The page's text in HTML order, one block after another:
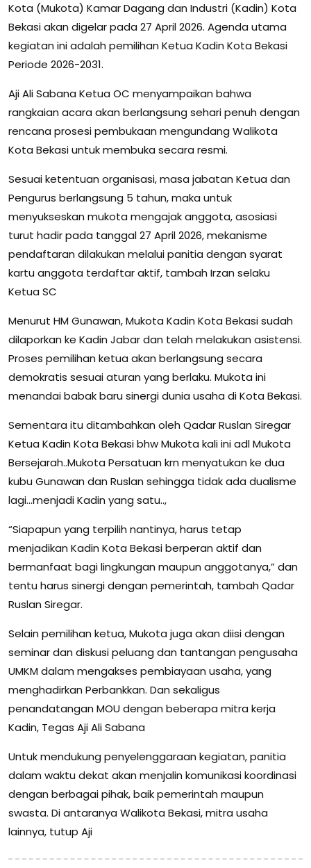
Kota (Mukota) Kamar Dagang dan Industri (Kadin) Kota
Bekasi akan digelar pada 27 April 2026. Agenda utama
kegiatan ini adalah pemilihan Ketua Kadin Kota Bekasi
Periode 2026-2031.
Aji Ali Sabana Ketua OC menyampaikan bahwa
rangkaian acara akan berlangsung sehari penuh dengan
rencana prosesi pembukaan mengundang Walikota
Kota Bekasi untuk membuka secara resmi.
Sesuai ketentuan organisasi, masa jabatan Ketua dan
Pengurus berlangsung 5 tahun, maka untuk
menyukseskan mukota mengajak anggota, asosiasi
turut hadir pada tanggal 27 April 2026, mekanisme
pendaftaran dilakukan melalui panitia dengan syarat
kartu anggota terdaftar aktif, tambah Irzan selaku
Ketua SC
Menurut HM Gunawan, Mukota Kadin Kota Bekasi sudah
dilaporkan ke Kadin Jabar dan telah melakukan asistensi.
Proses pemilihan ketua akan berlangsung secara
demokratis sesuai aturan yang berlaku. Mukota ini
menandai babak baru sinergi dunia usaha di Kota Bekasi.
Sementara itu ditambahkan oleh Qadar Ruslan Siregar
Ketua Kadin Kota Bekasi bhw Mukota kali ini adl Mukota
Bersejarah..Mukota Persatuan krn menyatukan ke dua
kubu Gunawan dan Ruslan sehingga tidak ada dualisme
lagi…menjadi Kadin yang satu..,
“Siapapun yang terpilih nantinya, harus tetap
menjadikan Kadin Kota Bekasi berperan aktif dan
bermanfaat bagi lingkungan maupun anggotanya,” dan
tentu harus sinergi dengan pemerintah, tambah Qadar
Ruslan Siregar.
Selain pemilihan ketua, Mukota juga akan diisi dengan
seminar dan diskusi peluang dan tantangan pengusaha
UMKM dalam mengakses pembiayaan usaha, yang
menghadirkan Perbankkan. Dan sekaligus
penandatangan MOU dengan beberapa mitra kerja
Kadin, Tegas Aji Ali Sabana
Untuk mendukung penyelenggaraan kegiatan, panitia
dalam waktu dekat akan menjalin komunikasi koordinasi
dengan berbagai pihak, baik pemerintah maupun
swasta. Di antaranya Walikota Bekasi, mitra usaha
lainnya, tutup Aji